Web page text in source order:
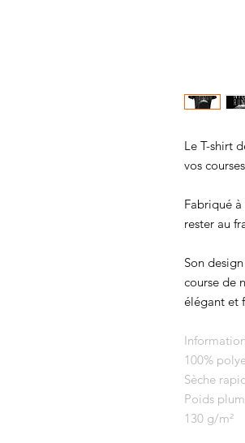
Le T-shirt
vos
Fabriqué
rester au
Son
course de
élégant et
100%
Sèche
Poids
130 g/m²